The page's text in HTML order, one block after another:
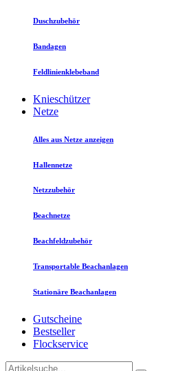
Duschzubehör
Bandagen
Feldlinienklebeband
Knieschützer
Netze
Alles aus Netze anzeigen
Hallennetze
Netzzubehör
Beachnetze
Beachfeldzubehör
Transportable Beachanlagen
Stationäre Beachanlagen
Gutscheine
Bestseller
Flockservice